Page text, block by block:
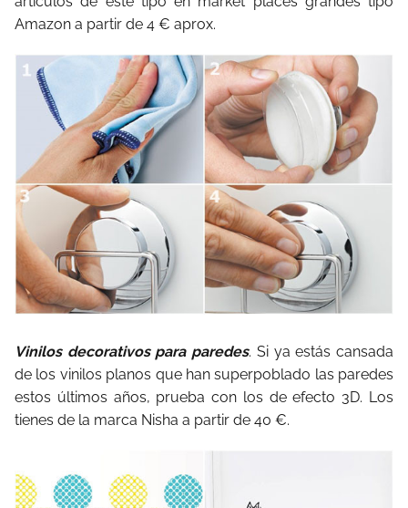
Amazon a partir de 4 € aprox.
Vinilos decorativos para paredes. Si ya estás cansada
de los vinilos planos que han superpoblado las paredes
estos últimos años, prueba con los de efecto 3D. Los
tienes de la marca Nisha a partir de 40 €.